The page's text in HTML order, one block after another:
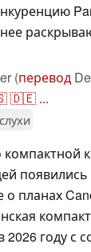
(перевод
🇩🇪 ...
слухи
компактной
о планах
2026 году с